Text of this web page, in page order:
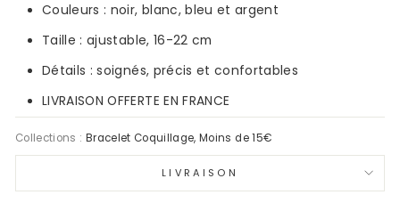
Couleurs : noir, blanc, bleu et argent
Taille : ajustable, 16-22 cm
Détails : soignés, précis et confortables
LIVRAISON OFFERTE EN FRANCE
Collections : Bracelet Coquillage,Moins de 15€
LIVRAISON